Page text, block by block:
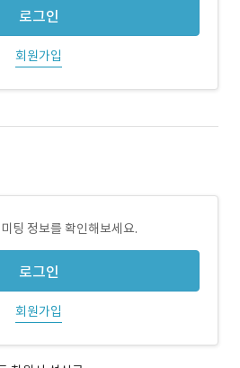
로그인
회원가입
팅 정보를 확인해보세요.
로그인
회원가입